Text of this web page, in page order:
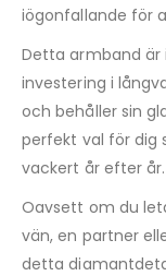
iögonfallande för
Detta armband är
investering i
och behåller sin
perfekt val för dig
vackert år efter år.
Oavsett om du
vän, en partner
detta